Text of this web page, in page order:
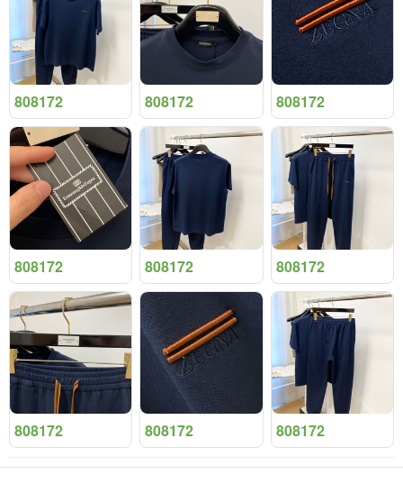
808172 808172 808172
808172 808172 808172
808172 808172 808172